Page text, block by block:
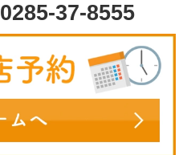
0285-37-8555